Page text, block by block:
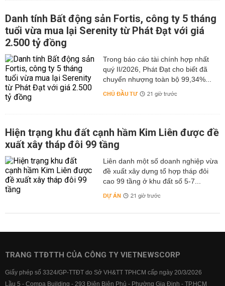
Danh tính Bất động sản Fortis, công ty 5 tháng
tuổi vừa mua lại Serenity từ Phát Đạt với giá
2.500 tỷ đồng
Trong báo cáo tài chính hợp nhất
quý II/2026, Phát Đạt cho biết đã
chuyển nhượng toàn bộ 99,34%...
CHỦ ĐẦU TƯ 21 giờ trước
Hiện trạng khu đất cạnh hầm Kim Liên được đề
xuất xây tháp đôi 99 tầng
Liên danh một số doanh nghiệp vừa
đề xuất xây dựng tổ hợp tháp đôi
cao 99 tầng ở khu đất số 5-7...
DỰ ÁN 21 giờ trước
TRANG TTĐTTH CỦA CÔNG TY VIETNEWSCORP
Giấy phép số 3324/GP-TTĐT do Sở VH&TT TPHCM cấp ngày 20/3/2026
Lầu 5 - Compa Building - 293 Điện Biên Phủ - Phường Gia Định - TP.HCM